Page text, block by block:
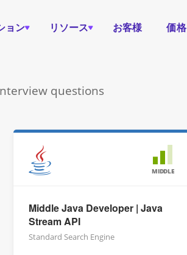
ョン リソース お客様 価格
questions
MIDDLE
Middle Java Developer | Java
Stream API
Standard Search Engine